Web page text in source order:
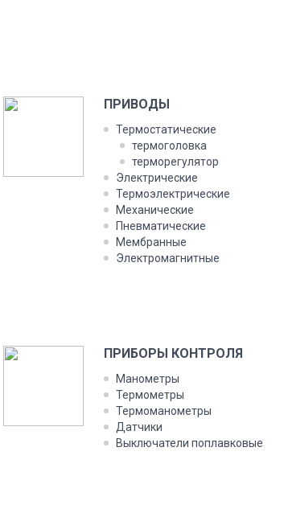
ПРИВОДЫ
Термостатические
термоголовка
терморегулятор
Электрические
Термоэлектрические
Механические
Пневматические
Мембранные
Электромагнитные
ПРИБОРЫ КОНТРОЛЯ
Манометры
Термометры
Термоманометры
Датчики
Выключатели поплавковые